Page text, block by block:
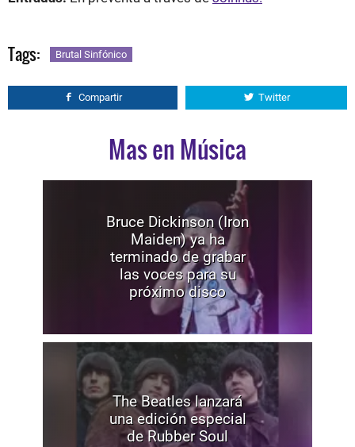
Tags: Brutal Sinfónico
Compartir Twitter
Mas en Música
Bruce Dickinson (Iron
Maiden) ya ha
terminado de grabar
las voces para su
próximo disco
The Beatles lanzará
una edición especial
de Rubber Soul